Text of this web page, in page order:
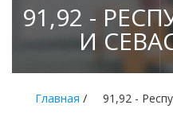
91,92 -
И
Главная / 91,92 -